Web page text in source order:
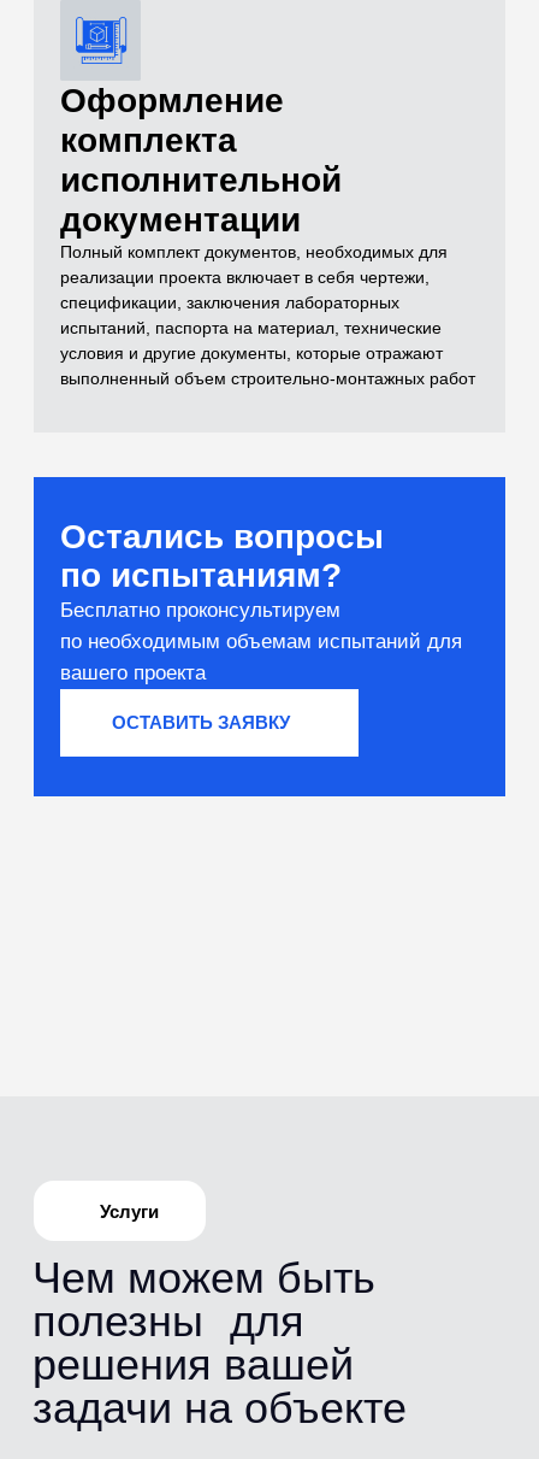
и лабораторные
испытания)
для расчетов оснований
[02]
Бетоны и растворы
Контроль качества монолитных
[03]
Нерудные материалы
[04]
Вяжущие и сырьё
Тестирование компонентов
проводимых
испытаний